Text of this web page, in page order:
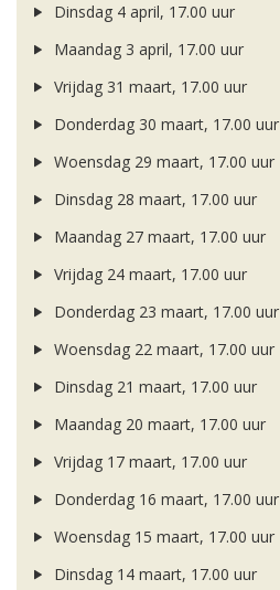
Dinsdag 4 april, 17.00 uur
Maandag 3 april, 17.00 uur
Vrijdag 31 maart, 17.00 uur
Donderdag 30 maart, 17.00 uur
Woensdag 29 maart, 17.00 uur
Dinsdag 28 maart, 17.00 uur
Maandag 27 maart, 17.00 uur
Vrijdag 24 maart, 17.00 uur
Donderdag 23 maart, 17.00 uur
Woensdag 22 maart, 17.00 uur
Dinsdag 21 maart, 17.00 uur
Maandag 20 maart, 17.00 uur
Vrijdag 17 maart, 17.00 uur
Donderdag 16 maart, 17.00 uur
Woensdag 15 maart, 17.00 uur
Dinsdag 14 maart, 17.00 uur